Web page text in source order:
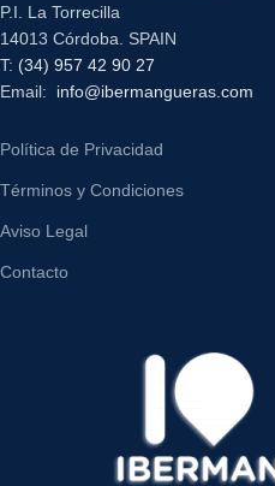
P.I. La Torrecilla
14013 Córdoba. SPAIN
T: (34) 957 42 90 27
Email: info@ibermangueras.com
Política de Privacidad
Términos y Condiciones
Aviso Legal
Contacto